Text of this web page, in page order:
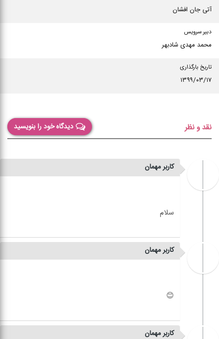
آتی جان افشان
دبیر سرویس
محمد مهدی شادبهر
تاریخ بارگذاری
۱۳۹۹/۰۳/۱۷
دیدگاه خود را بنویسید نقد و نظر
کاربر مهمان
کاربر مهمان
کاربر مهمان